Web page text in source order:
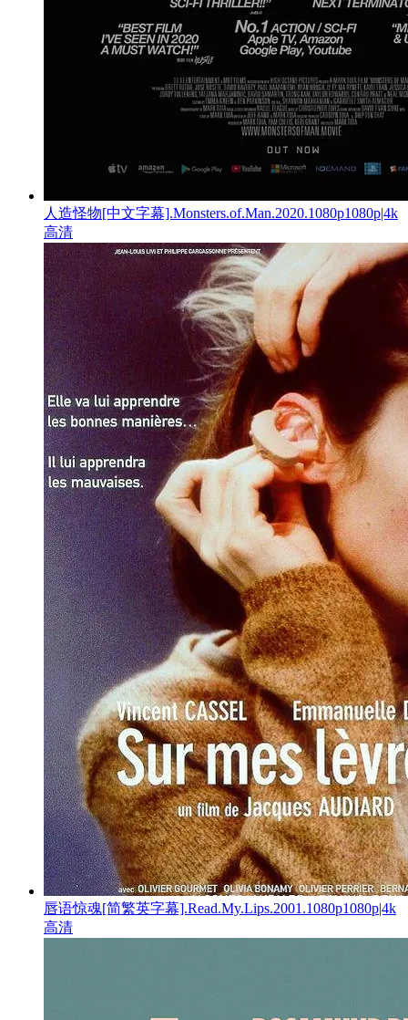
人造怪物[中文字幕].Monsters.of.Man.2020.1080p1080p|4k
高清
唇语惊魂[简繁英字幕].Read.My.Lips.2001.1080p1080p|4k
高清